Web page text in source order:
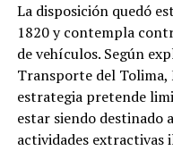
La disposición quedó
1820 y contempla
de vehículos. Según
Transporte del
estrategia pretende
estar siendo destinado
actividades extractivas